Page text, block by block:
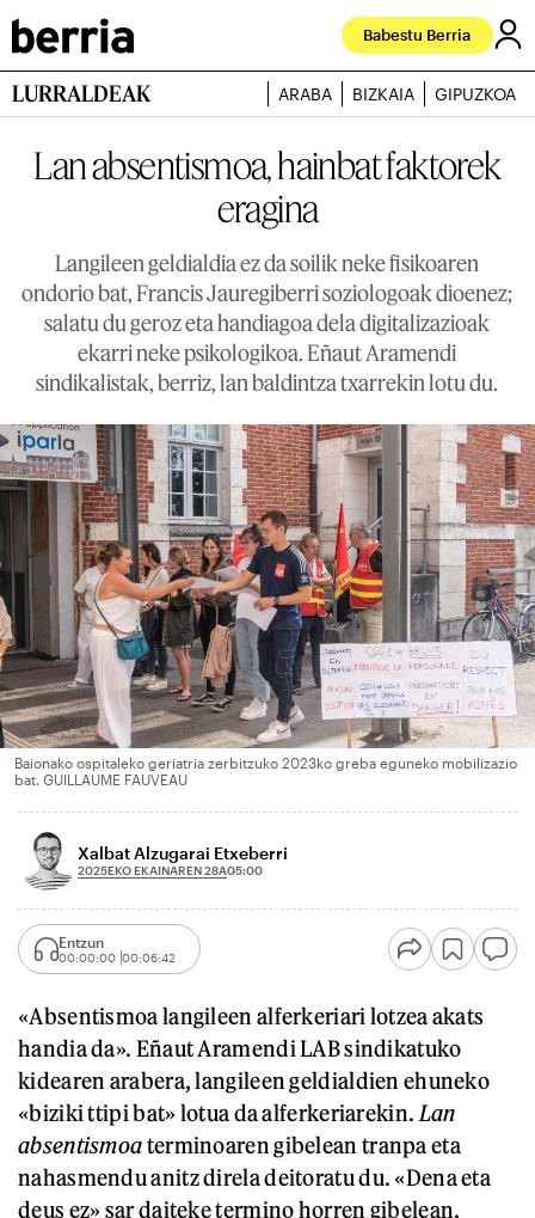
Babestu Berria
LURRALDEAK ARABA BIZKAIA GIPUZKOA
Lan absentismoa, hainbat faktorek
eragina
Langileen geldialdia ez da soilik neke fisikoaren
ondorio bat, Francis Jauregiberri soziologoak dioenez;
salatu du geroz eta handiagoa dela digitalizazioak
ekarri neke psikologikoa. Eñaut Aramendi
sindikalistak, berriz, lan baldintza txarrekin lotu du.
Baionako ospitaleko geriatria zerbitzuko 2023ko greba eguneko mobilizazio
bat. GUILLAUME FAUVEAU
Xalbat Alzugarai Etxeberri
2025EKO EKAINAREN 28A05:00
Entzun
00:00:00 00:06:42
«Absentismoa langileen alferkeriari lotzea akats
handia da». Eñaut Aramendi LAB sindikatuko
kidearen arabera, langileen geldialdien ehuneko
«biziki ttipi bat» lotua da alferkeriarekin. Lan
absentismoaterminoaren gibelean tranpa eta
nahasmendu anitz direla deitoratu du. «Dena eta
deus ez» sar daiteke termino horren gibelean,